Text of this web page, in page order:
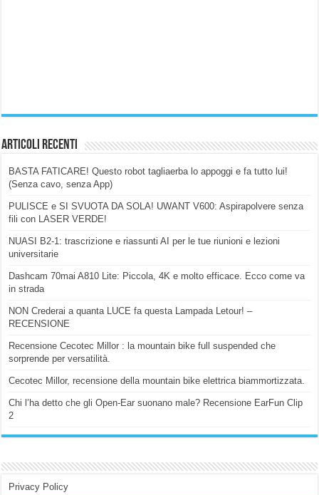
Articoli Recenti
BASTA FATICARE! Questo robot tagliaerba lo appoggi e fa tutto lui!
(Senza cavo, senza App)
PULISCE e SI SVUOTA DA SOLA! UWANT V600: Aspirapolvere senza
fili con LASER VERDE!
NUASI B2-1: trascrizione e riassunti AI per le tue riunioni e lezioni
universitarie
Dashcam 70mai A810 Lite: Piccola, 4K e molto efficace. Ecco come va
in strada
NON Crederai a quanta LUCE fa questa Lampada Letour! –
RECENSIONE
Recensione Cecotec Millor : la mountain bike full suspended che
sorprende per versatilità.
Cecotec Millor, recensione della mountain bike elettrica biammortizzata.
Chi l’ha detto che gli Open-Ear suonano male? Recensione EarFun Clip
2
Privacy Policy